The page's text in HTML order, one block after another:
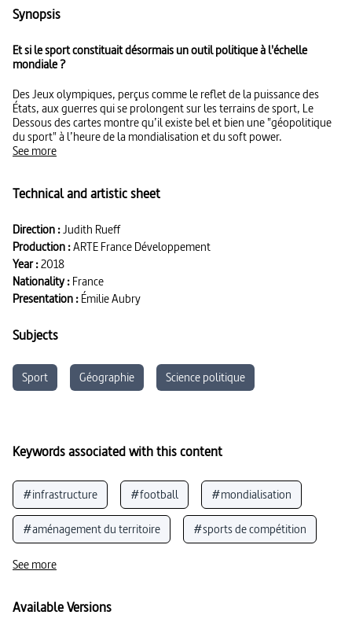
Synopsis
Et si le sport constituait désormais un outil politique à l'échelle
mondiale ?
Des Jeux olympiques, perçus comme le reflet de la puissance des
États, aux guerres qui se prolongent sur les terrains de sport, Le
Dessous des cartes montre qu’il existe bel et bien une "géopolitique
du sport" à l’heure de la mondialisation et du soft power.
See more
Technical and artistic sheet
Direction :Judith Rueff
Production :ARTE France Développement
Year :2018
Nationality :France
Presentation :Émilie Aubry
Subjects
Sport Géographie Science politique
Keywords associated with this content
#infrastructure #football #mondialisation
#aménagement du territoire #sports de compétition
#image
#puissance mondiale
See more
Available Versions